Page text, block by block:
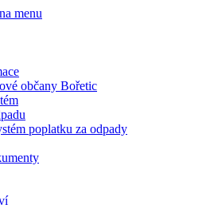
menu
občany Bořetic
poplatku za odpady